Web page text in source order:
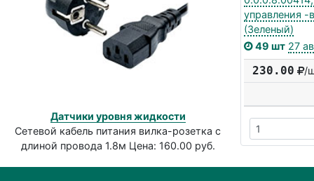
Датчики уровня жидкости
Сетевой кабель питания вилка-розетка с
длиной провода 1.8м Цена: 160.00 руб.
управления
(Зеленый)
49 шт 27
230.00 /